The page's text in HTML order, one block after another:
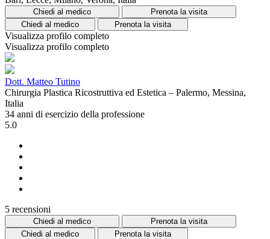
Chiedi al medico
Prenota la visita
Chiedi al medico
Prenota la visita
Visualizza profilo completo
Visualizza profilo completo
Dott. Matteo Tutino
Chirurgia Plastica Ricostruttiva ed Estetica – Palermo, Messina,
Italia
34 anni di esercizio della professione
5.0
5 recensioni
Chiedi al medico
Prenota la visita
Chiedi al medico
Prenota la visita